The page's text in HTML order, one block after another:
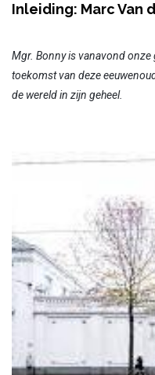
Inleiding: Marc Van
Mgr. Bonny is vanavond
toekomst van deze
de wereld in zijn geheel.